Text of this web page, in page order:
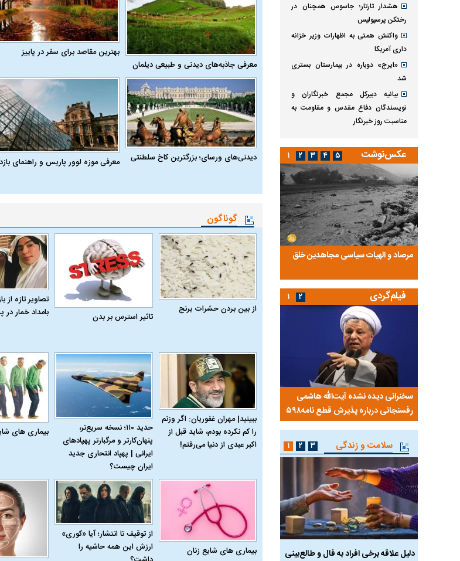
معرفی جاذبه‌های دیدنی و طبیعی دیلمان
بهترین مقاصد برای سفر در پاییز
دیدنی‌های ورسای؛ بزرگترین کاخ سلطنتی
معرفی موزه لوور پاریس و راهنمای
گوناگون
از بین بردن حشرات برنج
تاثیر استرس بر بدن
تصاویر تازه از
بامداد خمار
ببینید| مهران غفوریان: اگر وزنم
را کم نکرده بودم، شاید قبل از
اکبر عبدی از دنیا می‌رفتم!
حدید ۱۱۰؛ نسخه سریع‌تر،
پنهان‌کارتر و مرگبارتر پهپادهای
ایرانی | پهپاد انتحاری جدید
ایران چیست؟
بیماری‌ های
بیماری‌ های شایع زنان
از توقیف تا انتشار؛ آیا «کوری»
ارزش این همه حاشیه را
هشدار تارتار؛ جاسوس همچنان در
رختکن پرسپولیس
واکنش همتی به اظهارات وزیر خزانه
داری آمریکا
«ایرج» دوباره در بیمارستان بستری
شد
بیانیه دبیرکل مجمع خبرنگاران و
نویسندگان دفاع مقدس و مقاومت به
مناسبت روز خبرنگار
عکس‌نوشت
مرصاد و الهیات سیاسی مجاهدین خلق
آخرین پرده از حیات سیاسی یک سلسله |
روایتی از آخرین مصاحبه‌ی شاه در ایران
ریشه‌های عزاداری ماه محرم در فرهنگ
و تاریخ ایران
۱ ۲ ۳ ۴ ۵
فیلم‌گردی
سخنرانی دیده نشده آیت‌الله هاشمی
رفسنجانی درباره پذیرش قطع نامه۵۹۸
ببینید| انیمیشن لگویی حمله به کویت با
جنگنده اف-۵
سخنرانی دیده نشده آیت‌الله هاشمی
رفسنجانی درباره پذیرش قطع نامه۵۹۸
۱ ۲
سلامت و زندگی
دلیل علاقه برخی افراد به فال و طالع‌بینی تاثیر استرس بر بدن علت تنگی نفس و راه های درمان آن
۱ ۲ ۳